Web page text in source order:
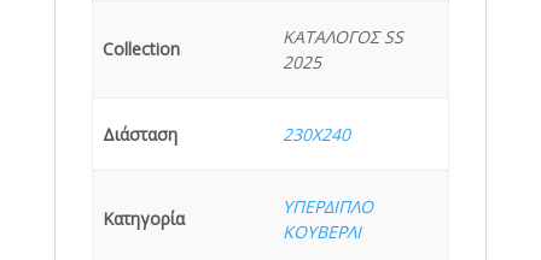
Collection
ΚΑΤΑΛΟΓΟΣ SS
2025
Διάσταση 230Χ240
Κατηγορία
ΥΠΕΡΔΙΠΛΟ
ΚΟΥΒΕΡΛΙ